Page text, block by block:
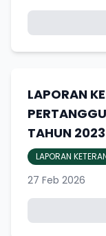
LAPORAN
TAHUN 2023
LAPORAN
27 Feb 2026